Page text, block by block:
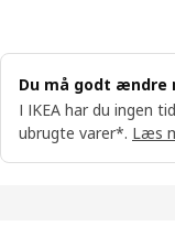
Du må godt ændre
I IKEA har du ingen
ubrugte varer*. Læs